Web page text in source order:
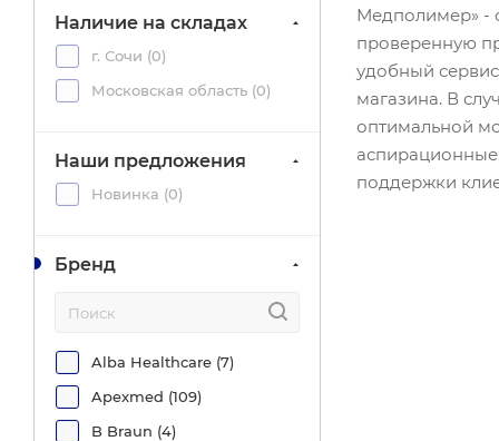
Медполимер» -
проверенную
удобный
магазина. В
оптимальной
поддержки
Наличие на складах
г. Сочи (0)
Московская область (0)
Наши предложения
Новинка (0)
Бренд
Alba Healthcare (7)
Apexmed (109)
B Braun (4)